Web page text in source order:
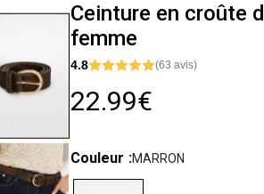
Ceinture en croûte
femme
4.8 (63 avis)
22.99€
Couleur MARRON